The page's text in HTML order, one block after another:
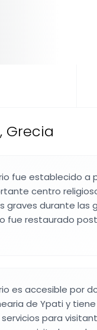
Grecia
fue establecido a
centro
graves durante las
fue restaurado
es accesible por
de Ypati y
para